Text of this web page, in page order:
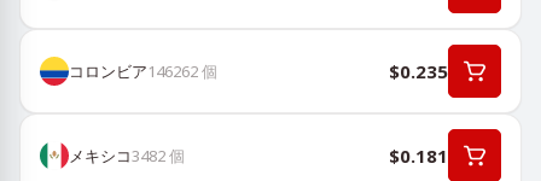
コロンビア146262個 $0.235
メキシコ3482個 $0.181